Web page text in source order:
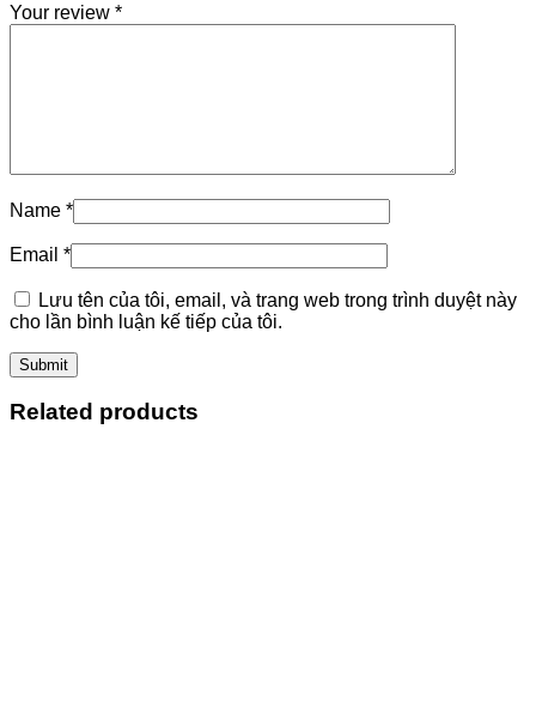
Your review *
Name *
Email *
Lưu tên của tôi, email, và trang web trong trình duyệt này
cho lần bình luận kế tiếp của tôi.
Related products